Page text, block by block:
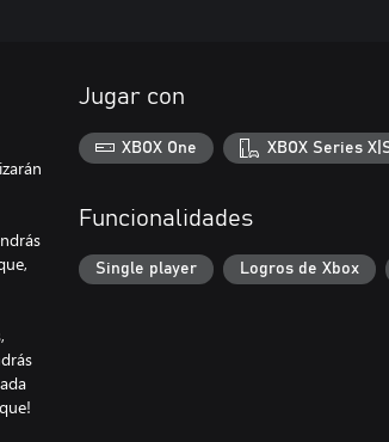
Jugar con
XBOX One XBOX Series
Funcionalidades
Single player Logros de Xbox